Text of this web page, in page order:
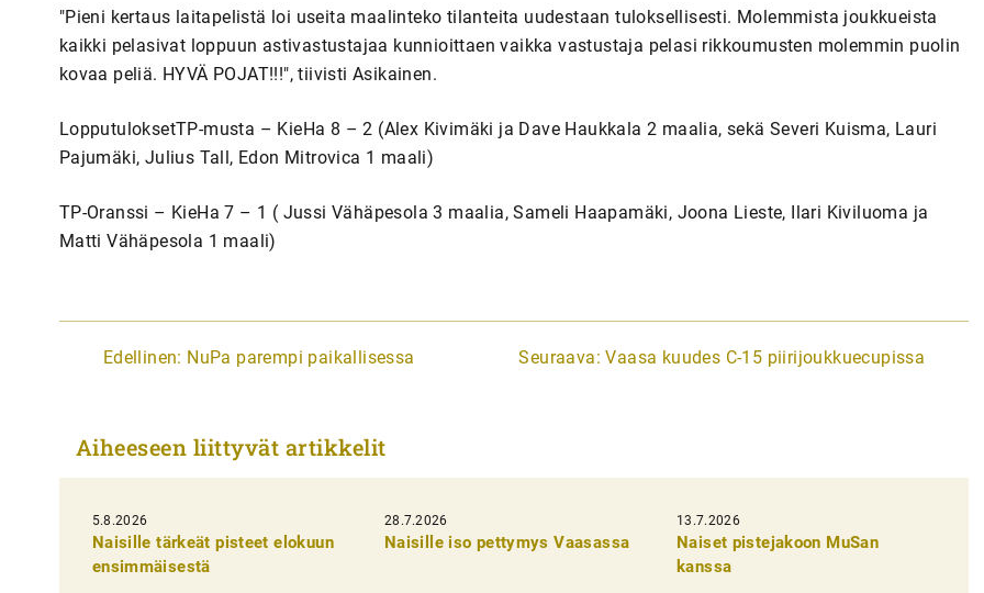
"Pieni kertaus laitapelistä loi useita maalinteko tilanteita uudestaan tuloksellisesti. Molemmista joukkueista
kaikki pelasivat loppuun astivastustajaa kunnioittaen vaikka vastustaja pelasi rikkoumusten molemmin puolin
kovaa peliä. HYVÄ POJAT!!!", tiivisti Asikainen.
LopputuloksetTP-musta – KieHa 8 – 2 (Alex Kivimäki ja Dave Haukkala 2 maalia, sekä Severi Kuisma, Lauri
Pajumäki, Julius Tall, Edon Mitrovica 1 maali)
TP-Oranssi – KieHa 7 – 1 ( Jussi Vähäpesola 3 maalia, Sameli Haapamäki, Joona Lieste, Ilari Kiviluoma ja
Matti Vähäpesola 1 maali)
A
i
k
e
Edellinen: NuPa parempi paikallisessa Seuraava: Vaasa kuudes C-15 piirijoukkuecupissa
Aiheeseen liittyvät artikkelit
5.8.2026
Naisille tärkeät pisteet elokuun
ensimmäisestä
28.7.2026
Naisille iso pettymys Vaasassa
13.7.2026
Naiset pistejakoon MuSan
kanssa